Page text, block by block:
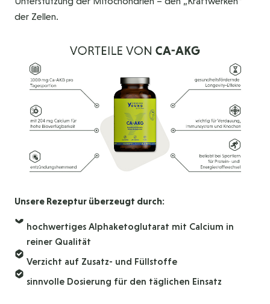
der Zellen.
Unsere Rezeptur überzeugt durch:
hochwertiges Alphaketoglutarat mit Calcium in
reiner Qualität
Verzicht auf Zusatz- und Füllstoffe
sinnvolle Dosierung für den täglichen Einsatz